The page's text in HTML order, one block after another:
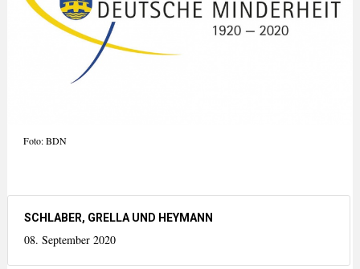
SCHLABER, GRELLA UND HEYMANN
08. September 2020
Foto: BDN